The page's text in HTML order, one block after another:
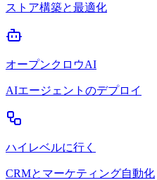
ストア構築と最適化
オープンクロウAI
AIエージェントのデプロイ
ハイレベルに行く
CRMとマーケティング自動化